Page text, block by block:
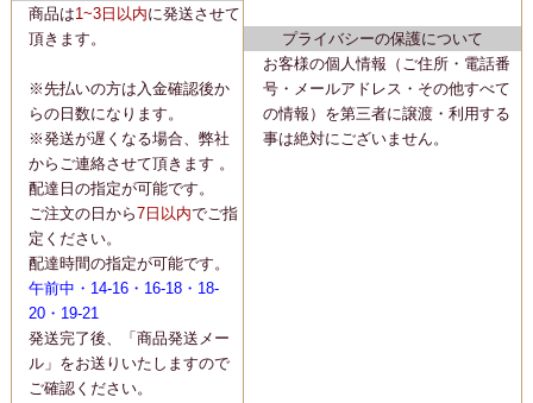
商品は1~3日以内に発送させて
頂きます。
※先払いの方は入金確認後か
らの日数になります。
※発送が遅くなる場合、弊社
からご連絡させて頂きます 。
配達日の指定が可能です。
ご注文の日から7日以内でご指
定ください。
配達時間の指定が可能です。
午前中・14-16・16-18・18-
20・19-21
発送完了後、「商品発送メー
ル」をお送りいたしますので
ご確認ください。
プライバシーの保護について
お客様の個人情報（ご住所・電話番
号・メールアドレス・その他すべて
の情報）を第三者に譲渡・利用する
事は絶対にございません。